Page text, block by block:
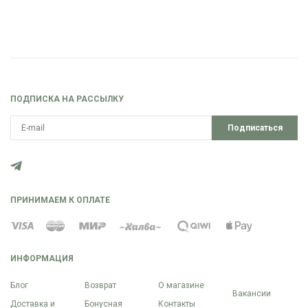
ИНФОРМАЦИЯ
Блог
Доставка и
Возврат
Бонусная
О магазине
Контакты
Вакансии
ПОДПИСКА НА РАССЫЛКУ
Подписаться
ПРИНИМАЕМ К ОПЛАТЕ